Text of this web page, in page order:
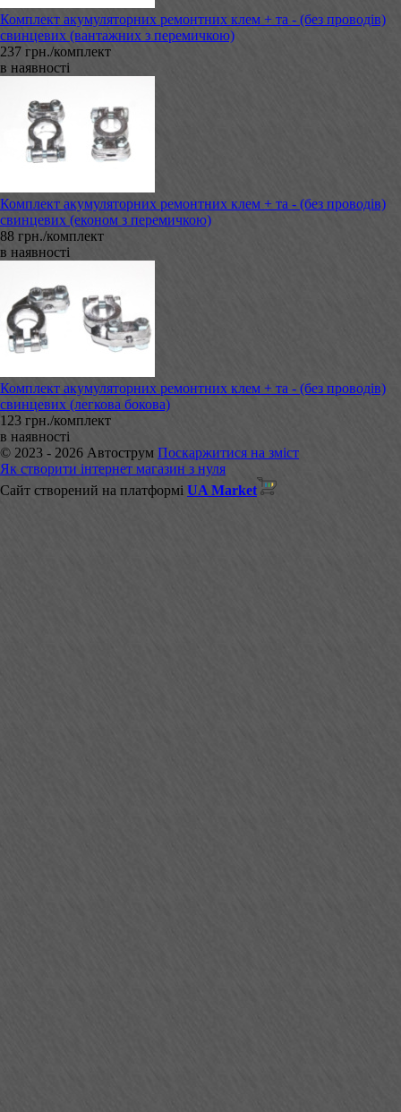
Комплект акумуляторних ремонтних клем + та - (без проводів)
свинцевих (вантажних з перемичкою)
237 грн./комплект
в наявності
Комплект акумуляторних ремонтних клем + та - (без проводів)
свинцевих (економ з перемичкою)
88 грн./комплект
в наявності
Комплект акумуляторних ремонтних клем + та - (без проводів)
свинцевих (легкова бокова)
123 грн./комплект
в наявності
© 2023 - 2026 Автострум Поскаржитися на зміст
Як створити інтернет магазин з нуля
Сайт створений на платформі UA Market